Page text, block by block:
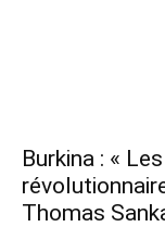
Burkina : «
Thomas